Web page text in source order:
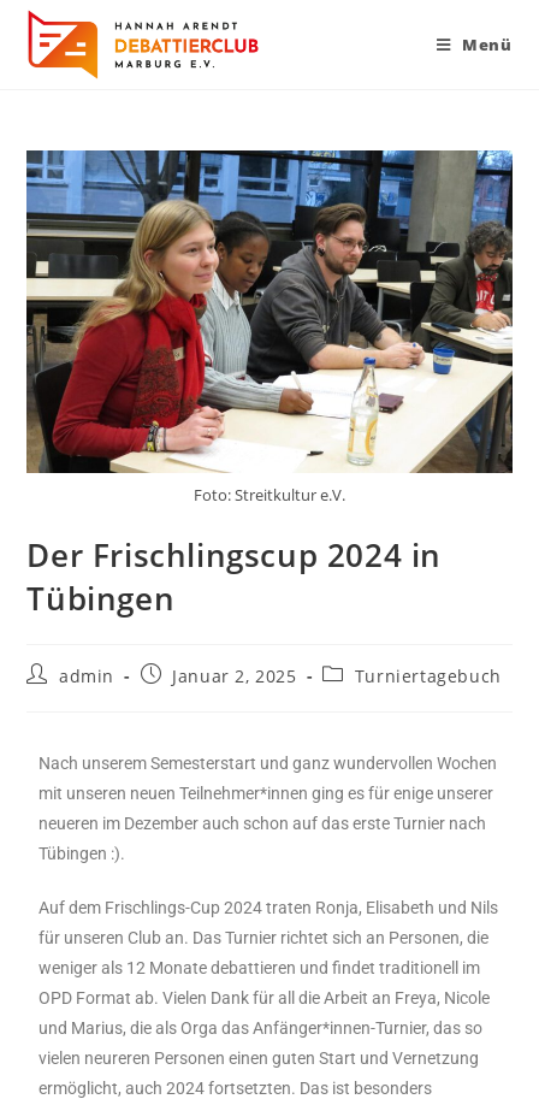
Menü
Foto: Streitkultur e.V.
Der Frischlingscup 2024 in
Tübingen
admin Januar 2, 2025 Turniertagebuch
Nach unserem Semesterstart und ganz wundervollen Wochen
mit unseren neuen Teilnehmer*innen ging es für enige unserer
neueren im Dezember auch schon auf das erste Turnier nach
Tübingen :).
Auf dem Frischlings-Cup 2024 traten Ronja, Elisabeth und Nils
für unseren Club an. Das Turnier richtet sich an Personen, die
weniger als 12 Monate debattieren und findet traditionell im
OPD Format ab. Vielen Dank für all die Arbeit an Freya, Nicole
und Marius, die als Orga das Anfänger*innen-Turnier, das so
vielen neureren Personen einen guten Start und Vernetzung
ermöglicht, auch 2024 fortsetzten. Das ist besonders